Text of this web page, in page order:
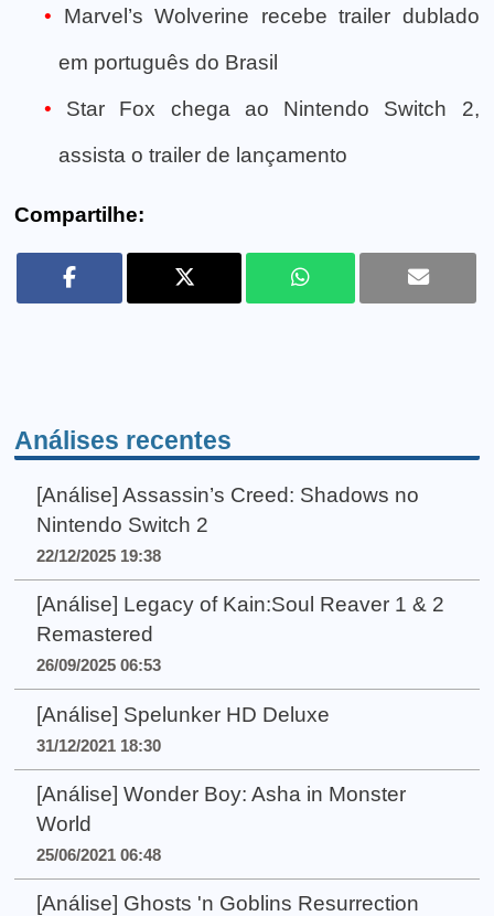
Marvel’s Wolverine recebe trailer dublado
em português do Brasil
Star Fox chega ao Nintendo Switch 2,
assista o trailer de lançamento
Compartilhe:
Análises recentes
[Análise] Assassin’s Creed: Shadows no
Nintendo Switch 2
22/12/2025 19:38
[Análise] Legacy of Kain:Soul Reaver 1 & 2
Remastered
26/09/2025 06:53
[Análise] Spelunker HD Deluxe
31/12/2021 18:30
[Análise] Wonder Boy: Asha in Monster
World
25/06/2021 06:48
[Análise] Ghosts 'n Goblins Resurrection